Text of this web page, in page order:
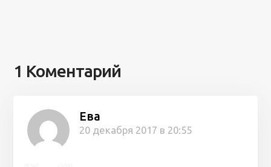
1 Коментарий
Ева
20 декабря 2017 в 20:55